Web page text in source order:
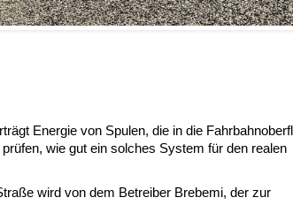
Energie von Spulen, die in die
wie gut ein solches System für den realen
wird von dem Betreiber Brebemi, der zur